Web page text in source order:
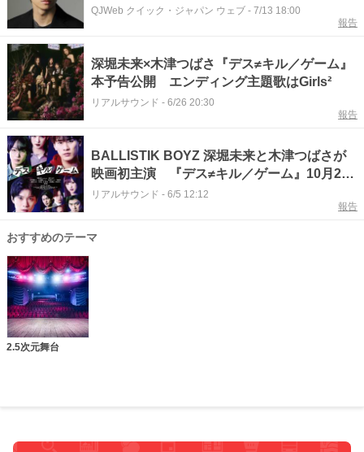
ァンの言葉」
QJWeb クイック・ジャパン ウェブ - 7/13 18:00
報告
深堀未来×木津つばさ『デス≠キル／ゲーム』
本予告公開 エンディング主題歌はGirls²
リアルサウンド - 6/26 20:30
報告
BALLISTIK BOYZ 深堀未来と木津つばさが
映画初主演 『デス≠キル／ゲーム』10月2日
公開へ
リアルサウンド - 6/5 12:12
報告
おすすめのテーマ
2.5次元舞台